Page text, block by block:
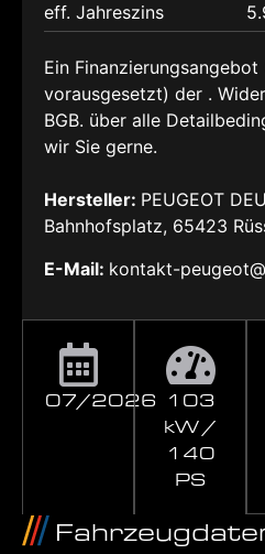
07/2026
103
kW /
140
PS
eff. Jahreszins
Ein Finanzierungsangebot
vorausgesetzt) der .
BGB. über alle
wir Sie gerne.
Hersteller: PEUGEOT
Bahnhofsplatz, 65423
E-Mail: kontakt-